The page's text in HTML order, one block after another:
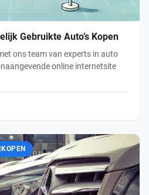
Gebruikte Auto’s Kopen
ons team van experts in auto
online internetsite